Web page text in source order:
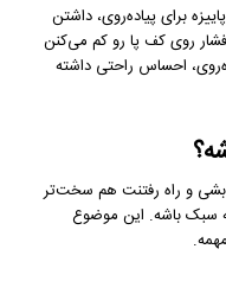
برای پیاده‌روی، داشتن
روی کف پا رو کم می‌کنن
احساس راحتی داشته
و راه رفتنت هم سخت‌تر
سبک باشه. این موضوع